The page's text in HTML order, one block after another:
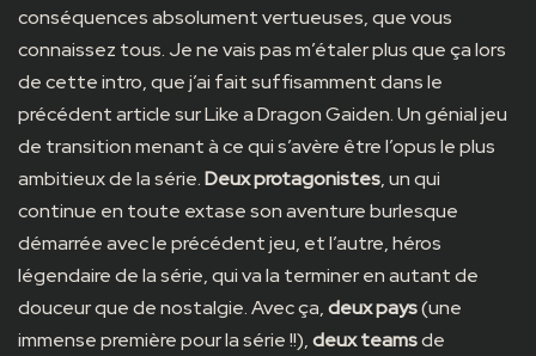
conséquences absolument vertueuses, que vous
connaissez tous. Je ne vais pas m’étaler plus que ça lors
de cette intro, que j’ai fait suffisamment dans le
précédent article surLike a Dragon Gaiden. Un génial jeu
de transition menant à ce qui s’avère être l’opus le plus
ambitieux de la série.Deux protagonistes, un qui
continue en toute extase son aventure burlesque
démarrée avec le précédent jeu, et l’autre, héros
légendaire de la série, qui va la terminer en autant de
douceur que de nostalgie. Avec ça,deux pays(une
immense première pour la série !!),deux teamsde